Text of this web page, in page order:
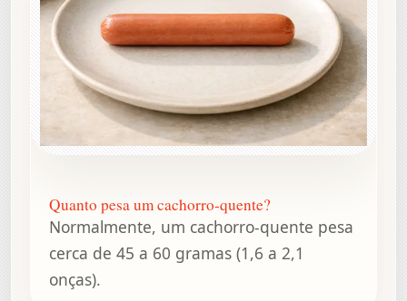
Quanto pesa um cachorro-quente?
Normalmente, um cachorro-quente pesa
cerca de 45 a 60 gramas (1,6 a 2,1
onças).